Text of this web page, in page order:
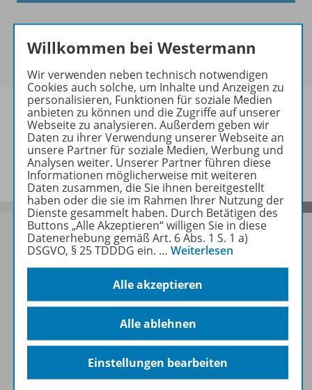
Informationen
Sofort profitieren
Zum Newsletter anmelden
Folgen Sie uns auf Social Media
Willkommen bei Westermann
Wir verwenden neben technisch notwendigen
Cookies auch solche, um Inhalte und Anzeigen zu
personalisieren, Funktionen für soziale Medien
anbieten zu können und die Zugriffe auf unserer
Webseite zu analysieren. Außerdem geben wir
Daten zu ihrer Verwendung unserer Webseite an
unsere Partner für soziale Medien, Werbung und
Analysen weiter. Unserer Partner führen diese
Informationen möglicherweise mit weiteren
Daten zusammen, die Sie ihnen bereitgestellt
haben oder die sie im Rahmen Ihrer Nutzung der
Dienste gesammelt haben. Durch Betätigen des
Buttons „Alle Akzeptieren“ willigen Sie in diese
Datenerhebung gemäß Art. 6 Abs. 1 S. 1 a)
DSGVO, § 25 TDDDG ein. … Weiterlesen
Alle akzeptieren
Alle ablehnen
Einstellungen bearbeiten